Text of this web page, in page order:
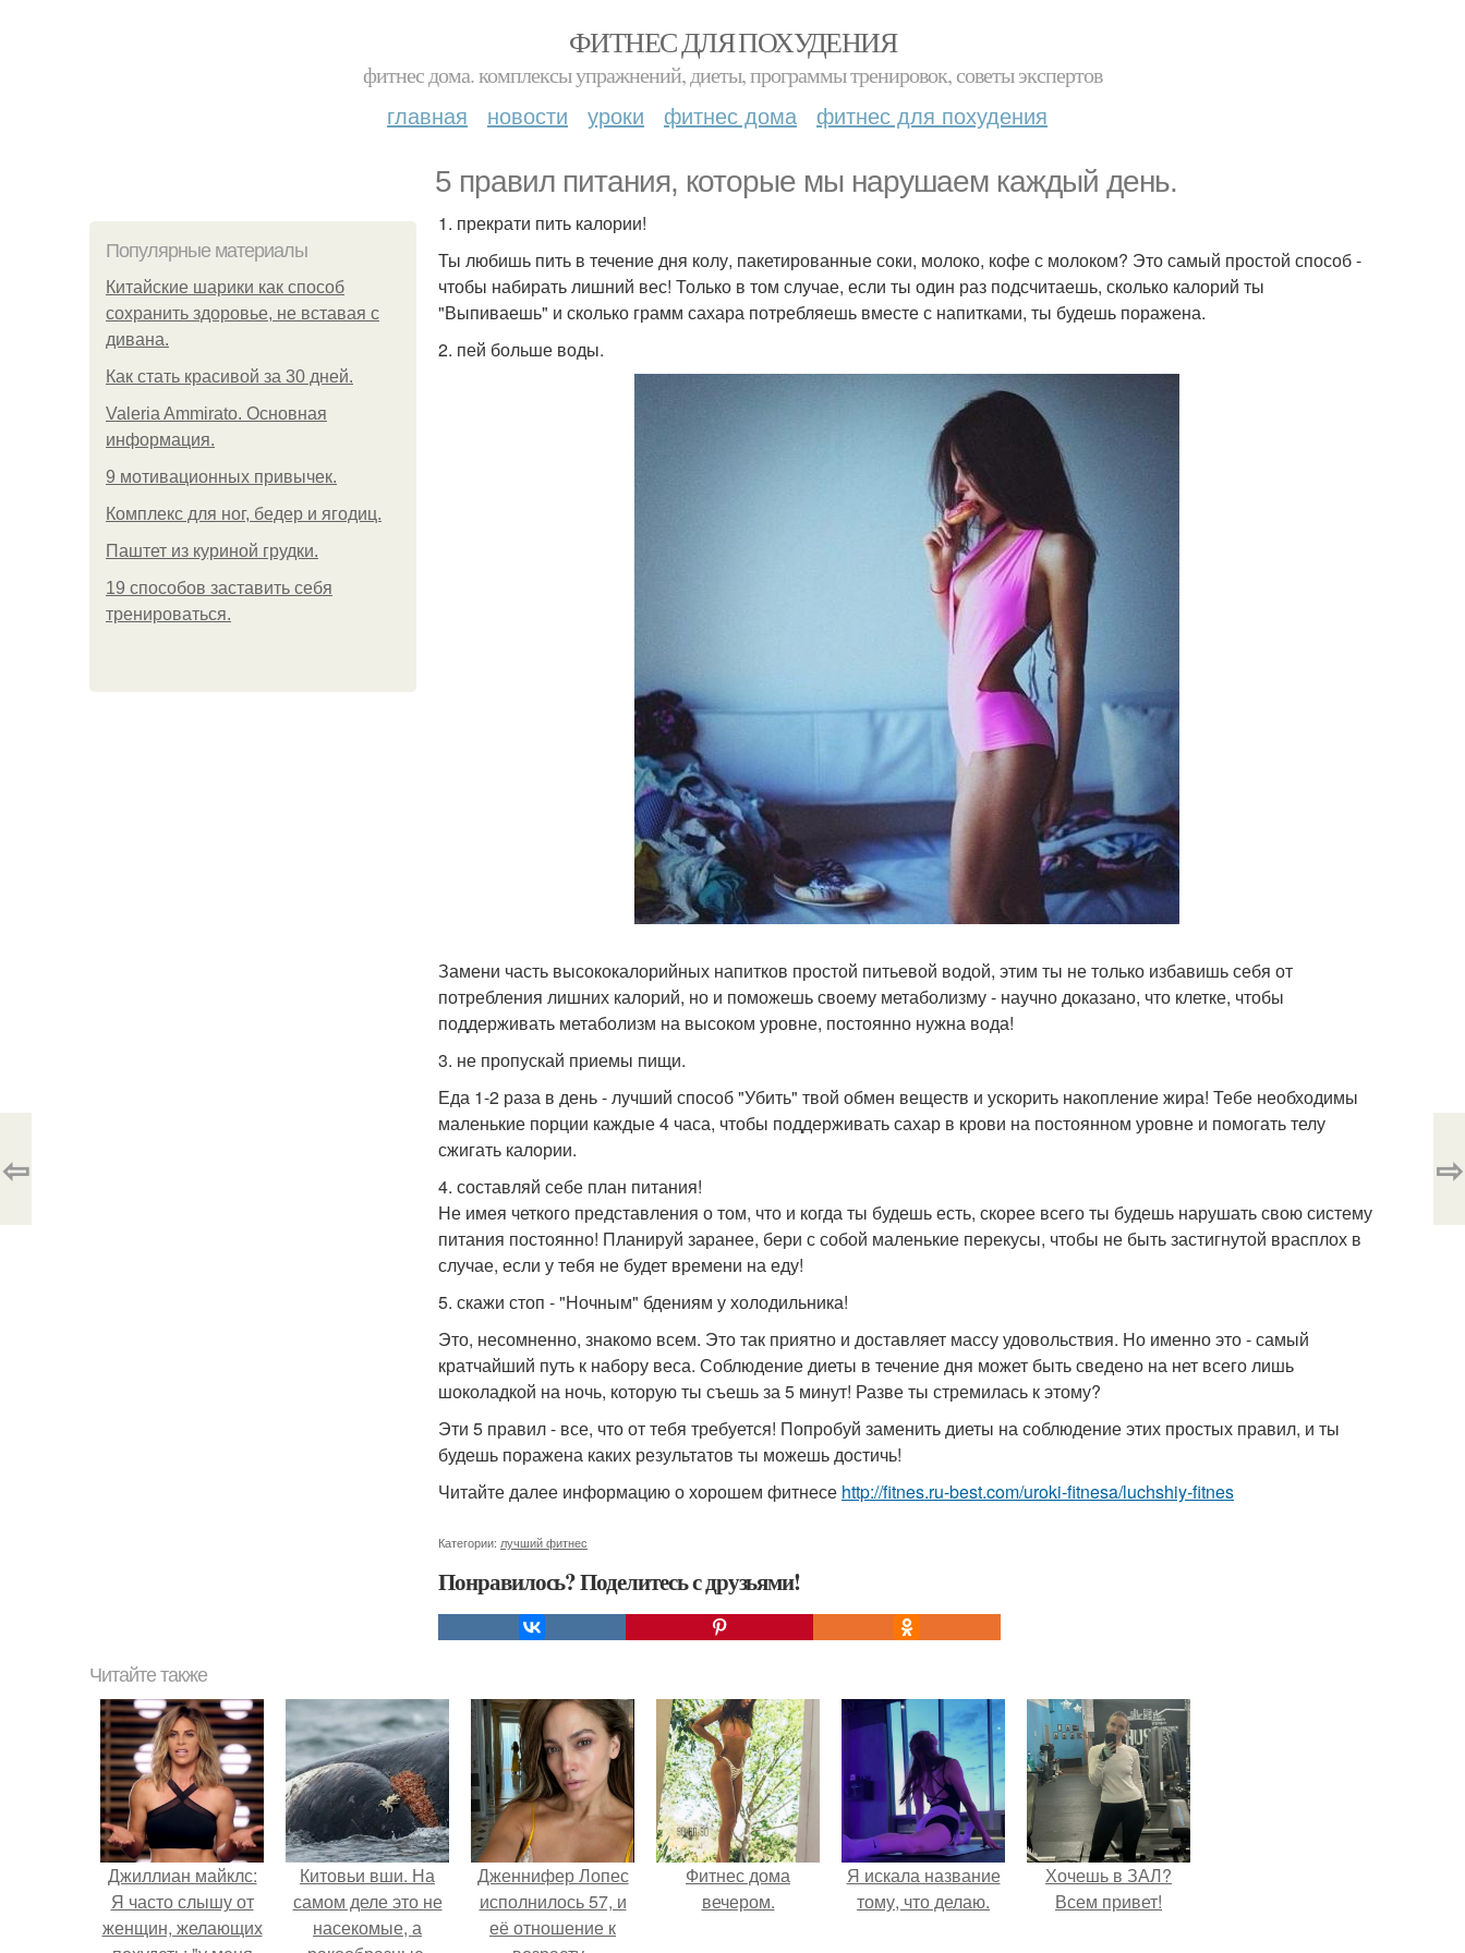
ФИТНЕС ДЛЯ ПОХУДЕНИЯ
фитнес дома. комплексы упражнений, диеты, программы тренировок, советы экспертов
главная новости уроки фитнес дома фитнес для похудения
5 правил питания, которые мы нарушаем каждый день.
Популярные материалы
Китайские шарики как способ
сохранить здоровье, не вставая с
дивана.
Как стать красивой за 30 дней.
Valeria Ammirato. Основная
информация.
9 мотивационных привычек.
Комплекс для ног, бедер и ягодиц.
Паштет из куриной грудки.
19 способов заставить себя
тренироваться.
1. прекрати пить калории!
Ты любишь пить в течение дня колу, пакетированные соки, молоко, кофе с молоком? Это самый простой способ -
чтобы набирать лишний вес! Только в том случае, если ты один раз подсчитаешь, сколько калорий ты
"Выпиваешь" и сколько грамм сахара потребляешь вместе с напитками, ты будешь поражена.
2. пей больше воды.
Замени часть высококалорийных напитков простой питьевой водой, этим ты не только избавишь себя от
потребления лишних калорий, но и поможешь своему метаболизму - научно доказано, что клетке, чтобы
поддерживать метаболизм на высоком уровне, постоянно нужна вода!
3. не пропускай приемы пищи.
Еда 1-2 раза в день - лучший способ "Убить" твой обмен веществ и ускорить накопление жира! Тебе необходимы
маленькие порции каждые 4 часа, чтобы поддерживать сахар в крови на постоянном уровне и помогать телу
сжигать калории.
4. составляй себе план питания!
Не имея четкого представления о том, что и когда ты будешь есть, скорее всего ты будешь нарушать свою систему
питания постоянно! Планируй заранее, бери с собой маленькие перекусы, чтобы не быть застигнутой врасплох в
случае, если у тебя не будет времени на еду!
5. скажи стоп - "Ночным" бдениям у холодильника!
Это, несомненно, знакомо всем. Это так приятно и доставляет массу удовольствия. Но именно это - самый
кратчайший путь к набору веса. Соблюдение диеты в течение дня может быть сведено на нет всего лишь
шоколадкой на ночь, которую ты съешь за 5 минут! Разве ты стремилась к этому?
Эти 5 правил - все, что от тебя требуется! Попробуй заменить диеты на соблюдение этих простых правил, и ты
будешь поражена каких результатов ты можешь достичь!
Читайте далее информацию о хорошем фитнесе http://fitnes.ru-best.com/uroki-fitnesa/luchshiy-fitnes
Категории: лучший фитнес
Понравилось? Поделитесь с друзьями!
⇦ ⇨
Читайте также
Джиллиан майклс:
Я часто слышу от
женщин, желающих
Китовьи вши. На
самом деле это не
насекомые, а
Дженнифер Лопес
исполнилось 57, и
её отношение к
Фитнес дома
вечером.
Я искала название
тому, что делаю.
Хочешь в ЗАЛ?
Всем привет!